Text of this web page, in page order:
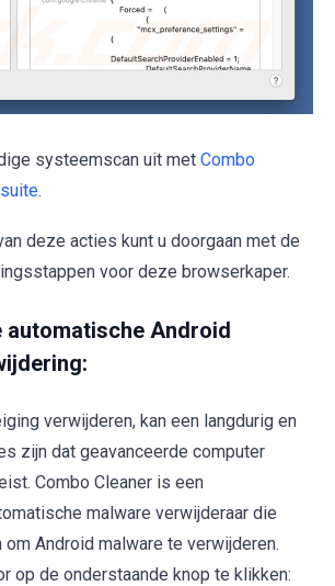
systeemscan uit met Combo
.
deze acties kunt u doorgaan met de
voor deze browserkaper.
automatische Android
verwijderen, kan een langdurig en
zijn dat geavanceerde computer
Combo Cleaner is een
malware verwijderaar die
Android malware te verwijderen.
op de onderstaande knop te klikken: